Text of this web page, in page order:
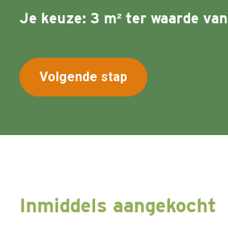
Je keuze: 3 m² ter waarde van
Volgende stap
Inmiddels aangekocht